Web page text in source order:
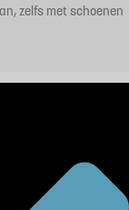
zelfs met schoenen